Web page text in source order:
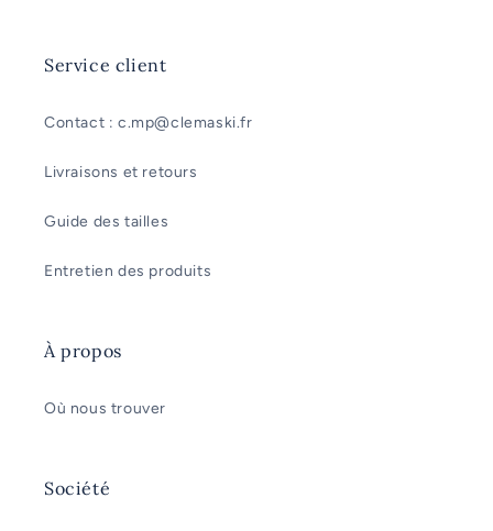
Service client
Contact : c.mp@clemaski.fr
Livraisons et retours
Guide des tailles
Entretien des produits
À propos
Où nous trouver
Société